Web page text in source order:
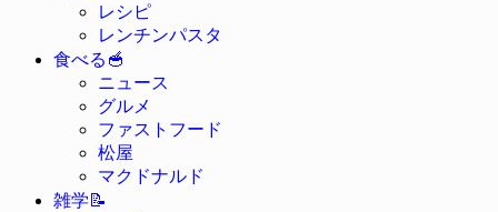
レシピ
レンチンパスタ
食べる 🥣
ニュース
グルメ
ファストフード
松屋
マクドナルド
雑学📝